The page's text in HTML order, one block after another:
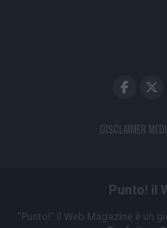
DISCLAIMER
Punto! il
"Punto!" il Web Magazine è un